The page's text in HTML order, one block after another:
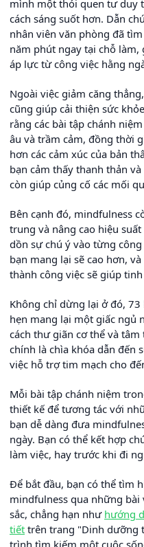
mình một thói quen tư duy
cách sáng suốt hơn. Dẫn
nhân viên văn phòng đã
năm phút ngay tại chỗ
áp lực từ công việc hằng
Ngoài việc giảm căng
cũng giúp cải thiện sức
rằng các bài tập chánh
âu và trầm cảm, đồng thời
hơn các cảm xúc của bản
bạn cảm thấy thanh thản
còn giúp củng cố các mối
Bên cạnh đó, mindfulness
trung và nâng cao hiệu
dồn sự chú ý vào từng
bạn mang lại sẽ cao hơn,
thành công việc sẽ giúp
Không chỉ dừng lại ở đó,
hẹn mang lại một giấc ngủ
cách thư giãn cơ thể và
chính là chìa khóa dẫn đến
việc hỗ trợ tim mạch cho
Mỗi bài tập chánh niệm
thiết kế để tương tác với
bạn dễ dàng đưa
ngày. Bạn có thể kết hợp
làm việc, hay trước khi đi
Để bắt đầu, bạn có thể tìm
mindfulness qua những
sắc, chẳng hạn như hướng
tiết trên trang "Dinh dưỡng
trình tìm kiếm một cuộc